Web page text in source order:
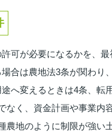
可が必要になるかを、
合は農地法3条が関わり
へ変えるときは4条、転
なく、資金計画や事業内
農地のように制限が強い